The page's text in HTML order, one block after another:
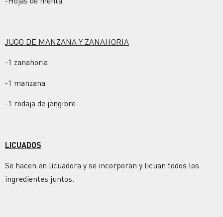
JUGO DE MANZANA Y ZANAHORIA
-1 zanahoria
-1 manzana
-1 rodaja de jengibre
LICUADOS
Se hacen en licuadora y se incorporan y licuan todos los
ingredientes juntos.